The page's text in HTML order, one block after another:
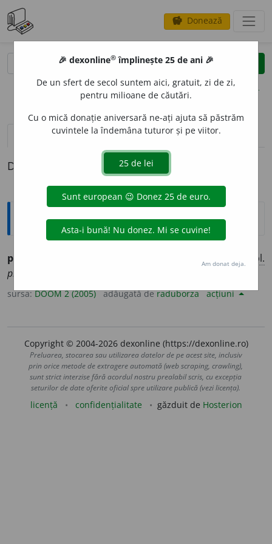
savings Donează
clear
opțiuni
definiții (1) pronunțievolume_up (5)
Definiția cu ID-ul 737977:
Ortografice DOOM
pleon
pl.
pleon
sursa:DOOM 2 (2005) adăugată deraduborza acțiuni
Copyright © 2004-2026 dexonline (https://dexonline.ro)
Preluarea, stocarea sau utilizarea datelor de pe acest site, inclusiv
prin orice metode de extragere automată (web scraping, crawling),
sunt strict interzise fără acordul nostru prealabil scris, cu excepția
seturilor de date oferite oficial spre utilizare publică (vezi licența).
licență confidențialitate găzduit de Hosterion
🎉 dexonline® împlinește 25 de ani 🎉
De un sfert de secol suntem aici, gratuit, zi de zi,
pentru milioane de căutări.
Cu o mică donație aniversară ne-ați ajuta să păstrăm
cuvintele la îndemâna tuturor și pe viitor.
Am donat deja.